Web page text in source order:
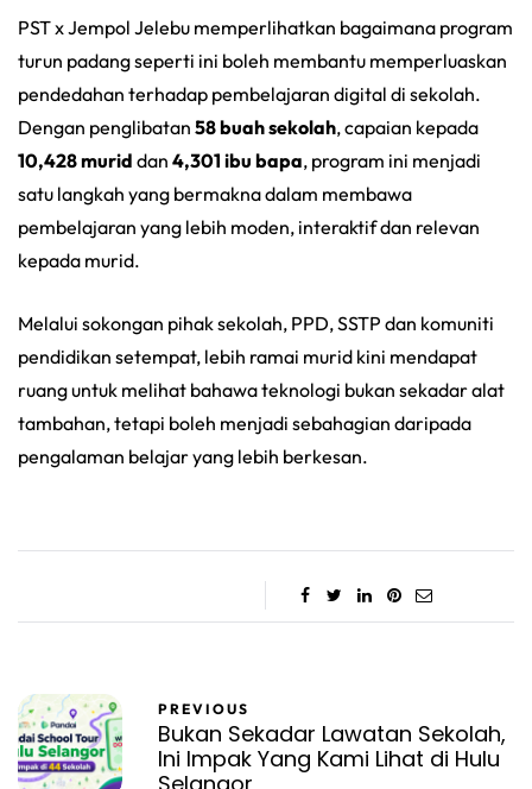
PST x Jempol Jelebu memperlihatkan bagaimana program
turun padang seperti ini boleh membantu memperluaskan
pendedahan terhadap pembelajaran digital di sekolah.
Dengan penglibatan 58 buah sekolah, capaian kepada
10,428 murid dan 4,301 ibu bapa, program ini menjadi
satu langkah yang bermakna dalam membawa
pembelajaran yang lebih moden, interaktif dan relevan
kepada murid.
Melalui sokongan pihak sekolah, PPD, SSTP dan komuniti
pendidikan setempat, lebih ramai murid kini mendapat
ruang untuk melihat bahawa teknologi bukan sekadar alat
tambahan, tetapi boleh menjadi sebahagian daripada
pengalaman belajar yang lebih berkesan.
PREVIOUS
Bukan Sekadar Lawatan Sekolah,
Ini Impak Yang Kami Lihat di Hulu